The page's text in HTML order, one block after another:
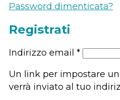
Password dimenticata?
Registrati
Indirizzo email *
Un link per impostare
verrà inviato al tuo